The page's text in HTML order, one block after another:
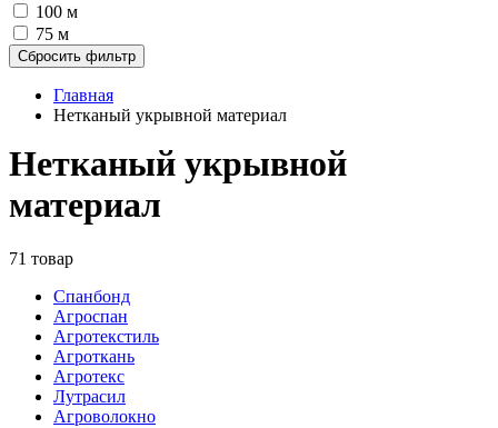
100 м
75 м
Сбросить фильтр
Главная
Нетканый укрывной материал
Нетканый укрывной
материал
71 товар
Спанбонд
Агроспан
Агротекстиль
Агроткань
Агротекс
Лутрасил
Агроволокно